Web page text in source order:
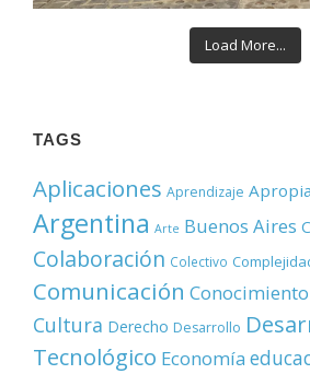
Load More...
TAGS
Aplicaciones Aprendizaje
Argentina Arte Buenos Aires
Colaboración Colectivo
Comunicación Conocimiento
Cultura Derecho Desarrollo
Tecnológico Economía